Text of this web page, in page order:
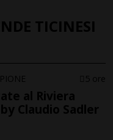
TICINESI
5 ore
al Riviera
Claudio Sadler